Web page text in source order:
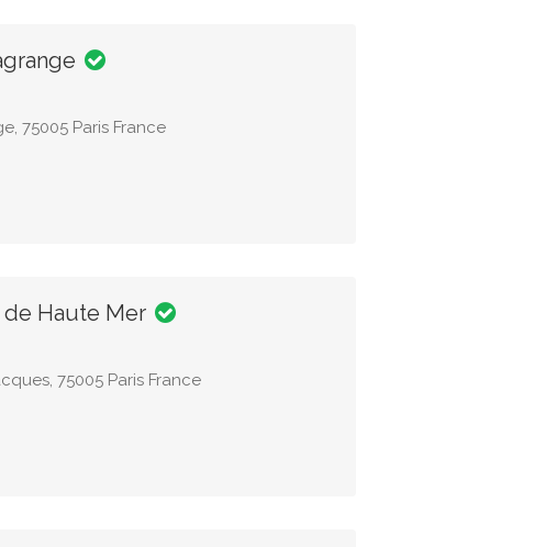
75005 Paris France
de Haute Mer
75005 Paris France